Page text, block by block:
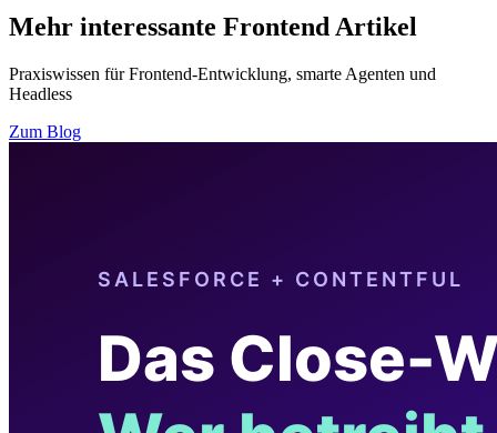
Mehr interessante Frontend Artikel
Praxiswissen für Frontend-Entwicklung, smarte Agenten und
Headless
Zum Blog